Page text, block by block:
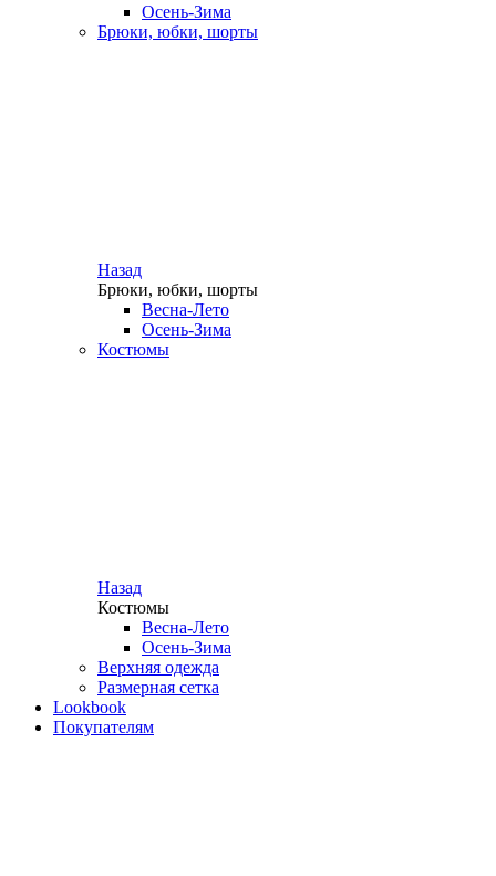
Осень-Зима
Брюки, юбки, шорты
Назад
Брюки, юбки, шорты
Весна-Лето
Осень-Зима
Костюмы
Назад
Костюмы
Весна-Лето
Осень-Зима
Верхняя одежда
Размерная сетка
Lookbook
Покупателям